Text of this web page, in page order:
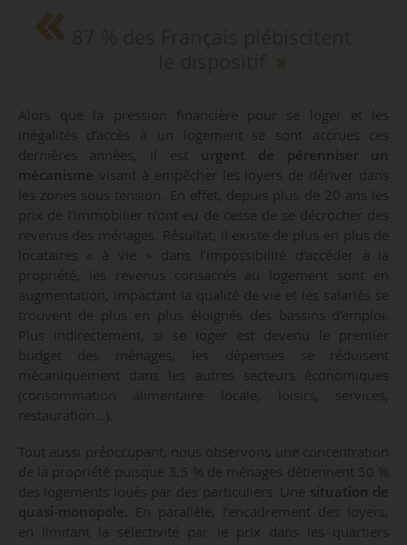
Alors que la pression financière pour se loger et les
inégalités d’accès à un logement se sont accrues ces
dernières années, il est
urgent de pérenniser un
mécanisme visant à empêcher les loyers de dériver dans
les zones sous tension. En effet, depuis plus de 20 ans les
prix de l’immobilier n’ont eu de cesse de se décrocher des
revenus des ménages. Résultat, il existe de plus en plus de
locataires « à vie » dans l’impossibilité d’accéder à la
propriété, les revenus consacrés au logement sont en
augmentation, impactant la qualité de vie et les salariés se
trouvent de plus en plus éloignés des bassins d’emploi.
Plus indirectement, si se loger est devenu le premier
budget des ménages, les dépenses se réduisent
mécaniquement dans les autres secteurs économiques
(consommation alimentaire locale, loisirs, services,
restauration…).
Tout aussi préoccupant, nous observons une concentration
de la propriété puisque 3,5 % de ménages détiennent 50 %
des logements loués par des particuliers. Une situation de
quasi-monopole.
En parallèle, l’encadrement des loyers,
en limitant la sélectivité par le prix dans les quartiers